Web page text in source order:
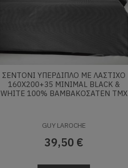
ΣΕΝΤΌΝΙ ΥΠΈΡΔΙΠΛΟ ΜΕ ΛΆΣΤΙΧΟ
160X200+35 MINIMAL BLACK &
WHITE 100% ΒΑΜΒΑΚΟΣΑΤΈΝ ΤΜΧ
GUY LAROCHE
39,50 €